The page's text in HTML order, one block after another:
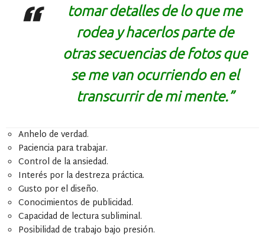
tomar detalles de lo que me
rodea y hacerlos parte de
otras secuencias de fotos que
se me van ocurriendo en el
transcurrir de mi mente.”
Anhelo de verdad.
Paciencia para trabajar.
Control de la ansiedad.
Interés por la destreza práctica.
Gusto por el diseño.
Conocimientos de publicidad.
Capacidad de lectura subliminal.
Posibilidad de trabajo bajo presión.